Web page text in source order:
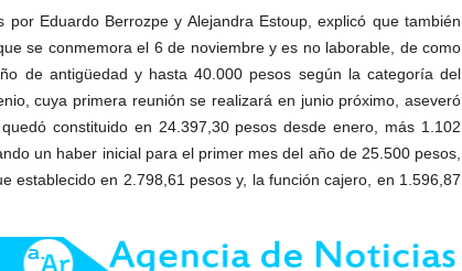
Eduardo Berrozpe y Alejandra Estoup, explicó que también
se conmemora el 6 de noviembre y es no laborable, de como
de antigüedad y hasta 40.000 pesos según la categoría del
cuya primera reunión se realizará en junio próximo, aseveró
constituido en 24.397,30 pesos desde enero, más 1.102
un haber inicial para el primer mes del año de 25.500 pesos,
establecido en 2.798,61 pesos y, la función cajero, en 1.596,87